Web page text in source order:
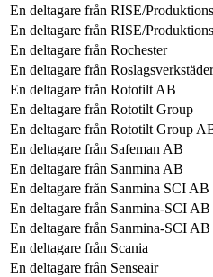
En deltagare från RISE/
En deltagare från RISE/
En deltagare från Rochester
En deltagare från
En deltagare från Rototilt AB
En deltagare från Rototilt Group
En deltagare från Rototilt Group
En deltagare från Safeman AB
En deltagare från Sanmina AB
En deltagare från Sanmina SCI AB
En deltagare från Sanmina-SCI AB
En deltagare från Sanmina-SCI AB
En deltagare från Scania
En deltagare från Senseair